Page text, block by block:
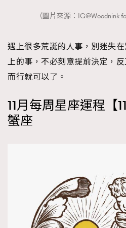
（圖片來源：IG@Woodnink
遇上很多荒誕的人事，別迷失
上的事，不必刻意提前決定，
而行就可以了。
11月每周星座運程【
蟹座